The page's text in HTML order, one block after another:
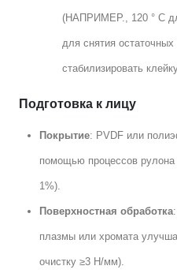
(НАПРИМЕР., 120 ° C
для снятия
стабилизировать
Подготовка к лицу
Покрытие: PVDF или
помощью процессов рулона
1%).
Поверхностная обработка
плазмы или хромата
очистку ≥3 Н/мм).